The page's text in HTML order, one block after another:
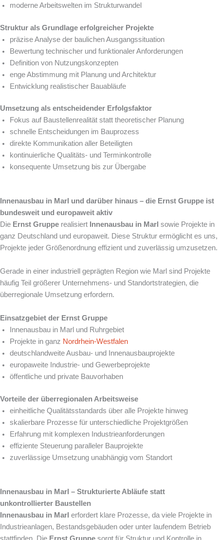
moderne Arbeitswelten im Strukturwandel
Struktur als Grundlage erfolgreicher Projekte
präzise Analyse der baulichen Ausgangssituation
Bewertung technischer und funktionaler Anforderungen
Definition von Nutzungskonzepten
enge Abstimmung mit Planung und Architektur
Entwicklung realistischer Bauabläufe
Umsetzung als entscheidender Erfolgsfaktor
Fokus auf Baustellenrealität statt theoretischer Planung
schnelle Entscheidungen im Bauprozess
direkte Kommunikation aller Beteiligten
kontinuierliche Qualitäts- und Terminkontrolle
konsequente Umsetzung bis zur Übergabe
Innenausbau in Marl und darüber hinaus – die Ernst Gruppe ist
bundesweit und europaweit aktiv
Die Ernst Gruppe realisiert Innenausbau in Marl sowie Projekte in
ganz Deutschland und europaweit. Diese Struktur ermöglicht es uns,
Projekte jeder Größenordnung effizient und zuverlässig umzusetzen.
Gerade in einer industriell geprägten Region wie Marl sind Projekte
häufig Teil größerer Unternehmens- und Standortstrategien, die
überregionale Umsetzung erfordern.
Einsatzgebiet der Ernst Gruppe
Innenausbau in Marl und Ruhrgebiet
Projekte in ganz Nordrhein-Westfalen
deutschlandweite Ausbau- und Innenausbauprojekte
europaweite Industrie- und Gewerbeprojekte
öffentliche und private Bauvorhaben
Vorteile der überregionalen Arbeitsweise
einheitliche Qualitätsstandards über alle Projekte hinweg
skalierbare Prozesse für unterschiedliche Projektgrößen
Erfahrung mit komplexen Industrieanforderungen
effiziente Steuerung paralleler Bauprojekte
zuverlässige Umsetzung unabhängig vom Standort
Innenausbau in Marl – Strukturierte Abläufe statt
unkontrollierter Baustellen
Innenausbau in Marl erfordert klare Prozesse, da viele Projekte in
Industrieanlagen, Bestandsgebäuden oder unter laufendem Betrieb